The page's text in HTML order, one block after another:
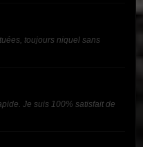
toujours niquel sans
Je suis 100% satisfait de